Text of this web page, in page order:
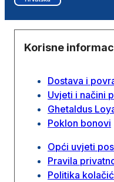
Korisne
Dostava i
Uvjeti i načini
Ghetaldus
Poklon bonovi
Opći uvjeti
Pravila
Politika